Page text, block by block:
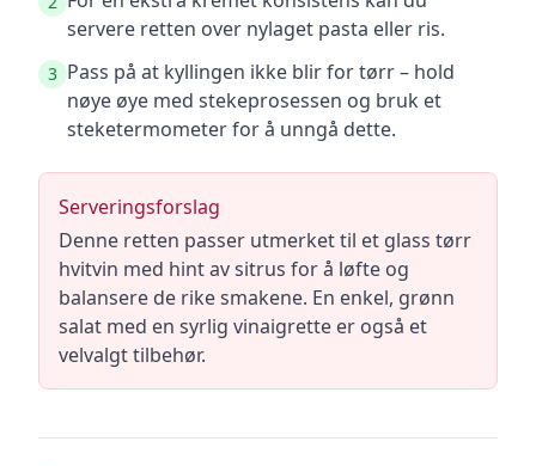
servere retten over nylaget pasta eller ris.
3 Pass på at kyllingen ikke blir for tørr – hold
nøye øye med stekeprosessen og bruk et
steketermometer for å unngå dette.
Serveringsforslag
Denne retten passer utmerket til et glass tørr
hvitvin med hint av sitrus for å løfte og
balansere de rike smakene. En enkel, grønn
salat med en syrlig vinaigrette er også et
velvalgt tilbehør.